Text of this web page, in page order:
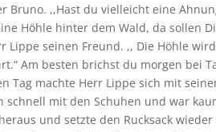
Bruno. ,,Hast du vielleicht eine
Höhle hinter dem Wald, da
Lippe seinen Freund. ,, Die Höhle
Am besten brichst du morgen bei
Tag machte Herr Lippe sich mit
schnell mit den Schuhen und war
und setzte den Rucksack